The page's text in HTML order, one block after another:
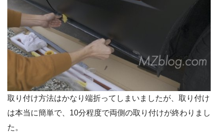
取り付け方法はかなり端折ってしまいましたが、取り付け
は本当に簡単で、10分程度で両側の取り付けが終わりまし
た。